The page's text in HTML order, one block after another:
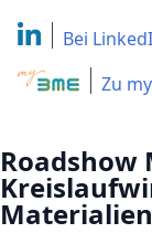
Bei
Zu
Roadshow